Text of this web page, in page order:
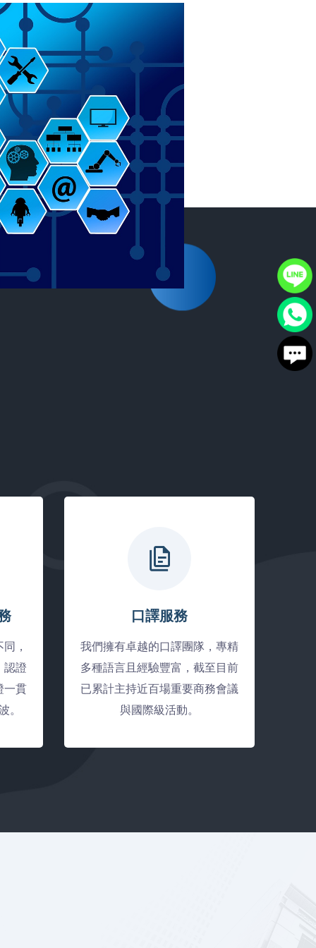
，
認證
一貫
口譯服務
我們擁有卓越的口譯團隊，專精
多種語言且經驗豐富，截至目前
已累計主持近百場重要商務會議
與國際級活動。